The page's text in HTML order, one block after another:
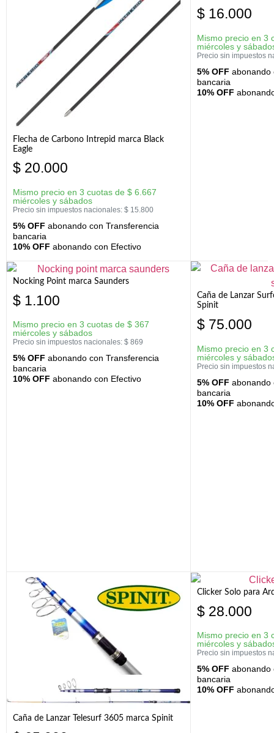
Flecha de Carbono Intrepid marca Black
Eagle
$ 20.000
Mismo precio en 3 cuotas de $ 6.667
miércoles y sábados
Precio sin impuestos nacionales: $ 15.800
5% OFF abonando con Transferencia
bancaria
10% OFF abonando con Efectivo
$ 16.000
Mismo precio en 3
miércoles y
Precio sin impuestos
5% OFF abonando
bancaria
10% OFF
Nocking Point marca Saunders
$ 1.100
Mismo precio en 3 cuotas de $ 367
miércoles y sábados
Precio sin impuestos nacionales: $ 869
5% OFF abonando con Transferencia
bancaria
10% OFF abonando con Efectivo
Caña de Lanzar
Spinit
$ 75.000
Mismo precio en 3
miércoles y
Precio sin impuestos
5% OFF abonando
bancaria
10% OFF
Caña de Lanzar Telesurf 3605 marca Spinit
Clicker Solo para
$ 28.000
Mismo precio en 3
miércoles y
Precio sin impuestos
5% OFF abonando
bancaria
10% OFF